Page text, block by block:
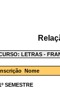
LETRAS -
Nome
SEMESTRE